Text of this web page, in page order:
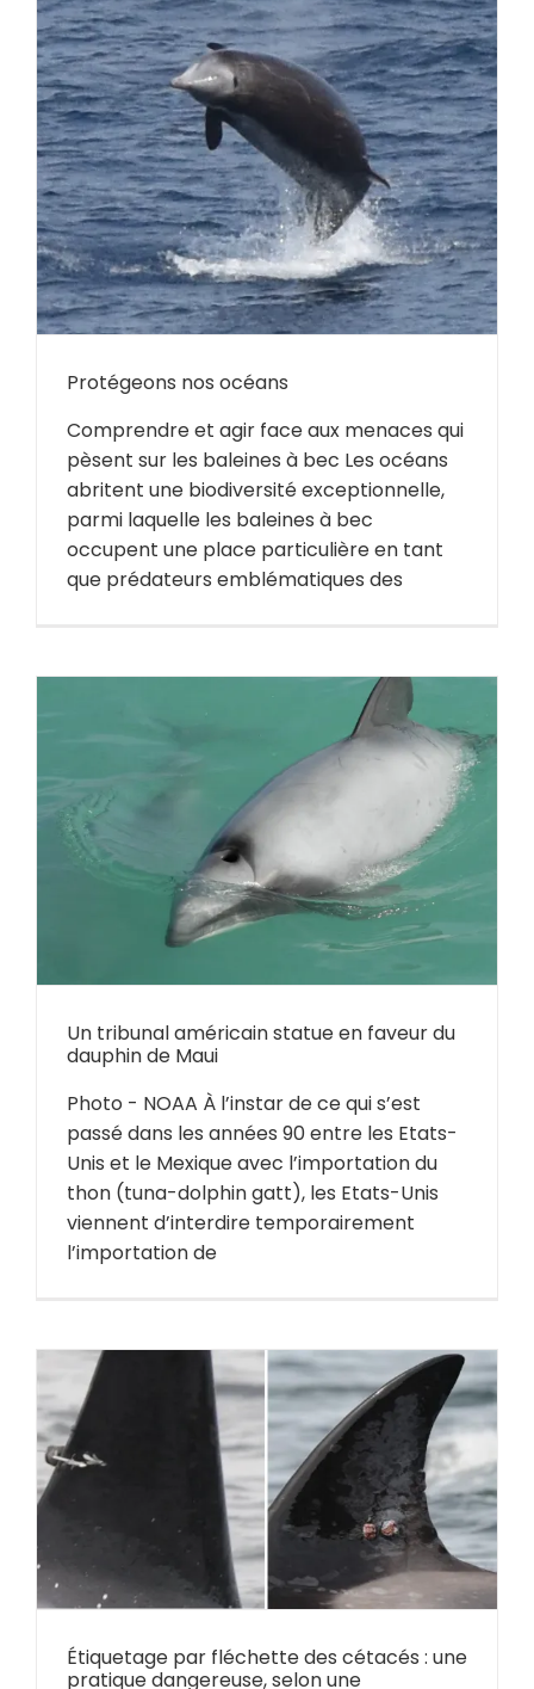
Protégeons nos océans
Comprendre et agir face aux menaces qui
pèsent sur les baleines à bec Les océans
abritent une biodiversité exceptionnelle,
parmi laquelle les baleines à bec
occupent une place particulière en tant
que prédateurs emblématiques des
Un tribunal américain statue en faveur du
dauphin de Maui
Photo - NOAA À l’instar de ce qui s’est
passé dans les années 90 entre les Etats-
Unis et le Mexique avec l’importation du
thon (tuna-dolphin gatt), les Etats-Unis
viennent d’interdire temporairement
l’importation de
Étiquetage par fléchette des cétacés : une
pratique dangereuse, selon une